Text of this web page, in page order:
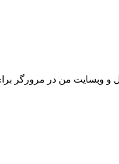
و وبسایت من در مرورگر